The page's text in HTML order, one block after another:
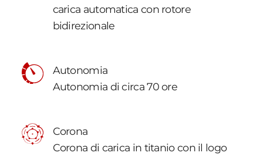
carica automatica con rotore
bidirezionale
Autonomia
Autonomia di circa 70 ore
Corona
Corona di carica in titanio con il logo